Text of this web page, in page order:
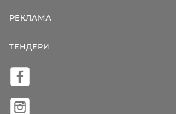
РЕКЛАМА
ТЕНДЕРИ